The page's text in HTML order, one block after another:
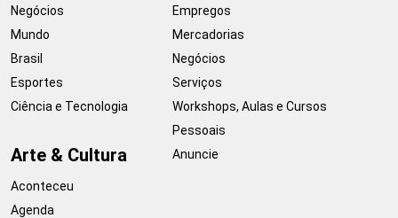
Negócios
Mundo
Brasil
Esportes
Ciência e Tecnologia
Arte & Cultura
Aconteceu
Agenda
Empregos
Mercadorias
Negócios
Serviços
Workshops, Aulas e Cursos
Pessoais
Anuncie